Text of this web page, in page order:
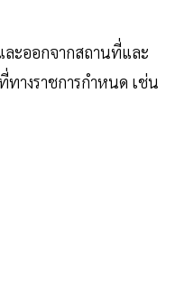
ละออกจากสถานที่และ
างราชการกำหนด เช่น